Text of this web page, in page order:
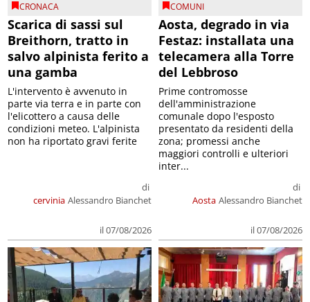
CRONACA
Scarica di sassi sul
Breithorn, tratto in
salvo alpinista ferito a
una gamba
cervinia
di
Alessandro Bianchet
il 07/08/2026
L'intervento è avvenuto in
parte via terra e in parte con
l'elicottero a causa delle
condizioni meteo. L'alpinista
non ha riportato gravi ferite
COMUNI
Aosta, degrado in via
Festaz: installata una
telecamera alla Torre
del Lebbroso
Aosta
di
Alessandro Bianchet
il 07/08/2026
Prime contromosse
dell'amministrazione
comunale dopo l'esposto
presentato da residenti della
zona; promessi anche
maggiori controlli e ulteriori
inter...